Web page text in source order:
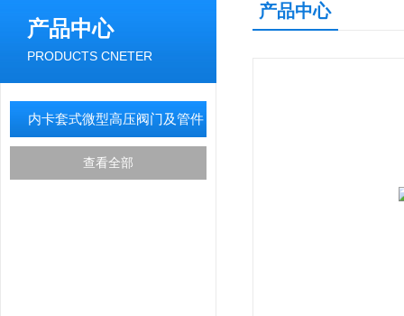
产品中心
PRODUCTS CNETER
内卡套式微型高压阀门及管件
查看全部
产品中心